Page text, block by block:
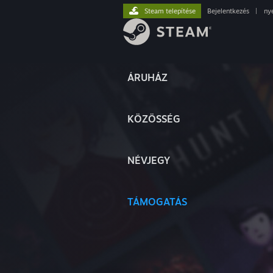
ÁRUHÁZ
KÖZÖSSÉG
NÉVJEGY
TÁMOGATÁS
Steam telepítése Bejelentkezés